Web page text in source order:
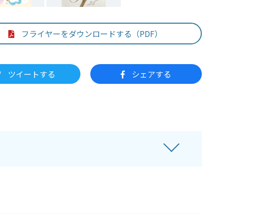
フライヤーをダウンロードする（PDF）
ツイートする シェアする